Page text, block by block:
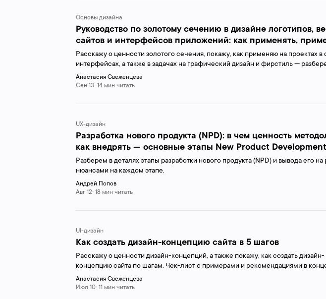
Основы дизайна
Руководство по золотому сечению в дизайне логотипов,
сайтов и интерфейсов приложений: как применять,
советы
Расскажу о ценности золотого сечения, покажу, как применяю на проектах в
интерфейсах, а также в задачах на графический дизайн и фирстиль —
примерами и рекомендациями. Также разберем почему золотое сечение не
не...
Анастасия Свеженцева
Сен 13· 14 мин читать
UX-дизайн
Разработка нового продукта (NPD): в чем ценность
как внедрять — основные этапы New Product Development
Разберем в деталях этапы разработки нового продукта (NPD) и вывода его на
нюансами на каждом этапе.
Андрей Попов
Авг 12· 18 мин читать
UI-дизайн
Как создать дизайн-концепцию сайта в 5 шагов
Расскажу о ценности дизайн-концепций, а также покажу, как создать дизайн-
концепцию сайта по шагам. Чек-лист с примерами и рекомендациями в конце
👩‍💻👇
Анастасия Свеженцева
Июл 10· 11 мин читать